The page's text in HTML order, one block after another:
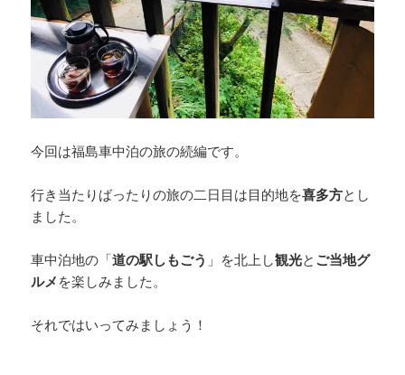
今回は福島車中泊の旅の続編です。
行き当たりばったりの旅の二日目は目的地を喜多方とし
ました。
車中泊地の「道の駅しもごう 」を北上し観光と ご当地グ
ルメ を楽しみました。
それではいってみましょう！